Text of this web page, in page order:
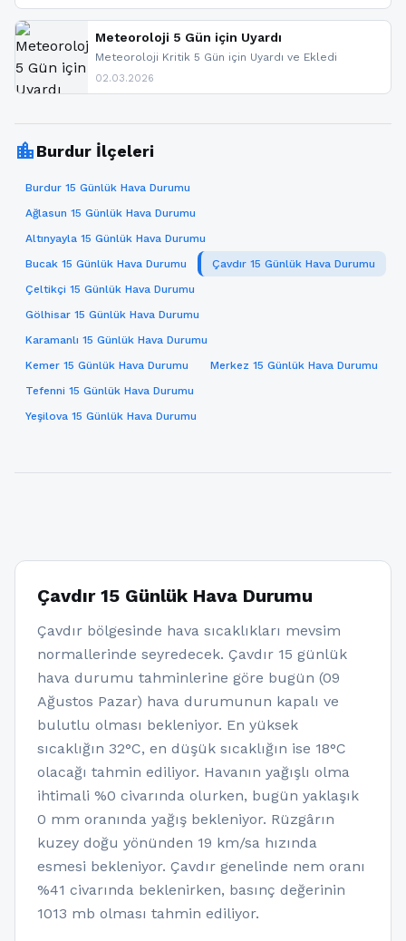
paylaşacağız. En hızlı şekilde haberdar olmak için
sitemizi takip edebilir ve bildirimleri açabilirsiniz.
Meteoroloji 5 Gün için Uyardı
Meteoroloji Kritik 5 Gün için Uyardı ve Ekledi
02.03.2026
location_cityBurdur İlçeleri
Burdur 15 Günlük Hava Durumu
Ağlasun 15 Günlük Hava Durumu
Altınyayla 15 Günlük Hava Durumu
Bucak 15 Günlük Hava Durumu
Çavdır 15 Günlük Hava Durumu
Çeltikçi 15 Günlük Hava Durumu
Gölhisar 15 Günlük Hava Durumu
Karamanlı 15 Günlük Hava Durumu
Kemer 15 Günlük Hava Durumu
Merkez 15 Günlük Hava Durumu
Tefenni 15 Günlük Hava Durumu
Yeşilova 15 Günlük Hava Durumu
Çavdır 15 Günlük Hava Durumu
Çavdır bölgesinde hava sıcaklıkları mevsim
normallerinde seyredecek. Çavdır 15 günlük
hava durumu tahminlerine göre bugün (09
Ağustos Pazar) hava durumunun kapalı ve
bulutlu olması bekleniyor. En yüksek
sıcaklığın 32°C, en düşük sıcaklığın ise 18°C
olacağı tahmin ediliyor. Havanın yağışlı olma
ihtimali %0 civarında olurken, bugün yaklaşık
0 mm oranında yağış bekleniyor. Rüzgârın
kuzey doğu yönünden 19 km/sa hızında
esmesi bekleniyor. Çavdır genelinde nem oranı
%41 civarında beklenirken, basınç değerinin
1013 mb olması tahmin ediliyor.